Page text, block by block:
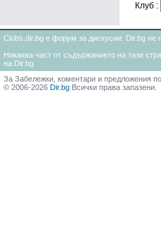
Клуб :
Clubs.dir.bg е форум за дискусии. Dir.bg не
Никаква част от съдържанието на тази
на Dir.bg
За Забележки, коментари и предложения
© 2006-2026 Dir.bg Всички права запазени.